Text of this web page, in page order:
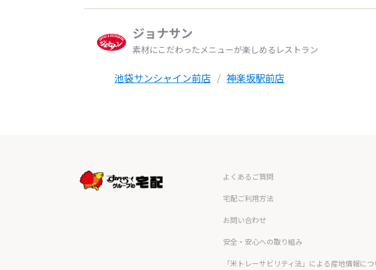
ジョナサン
素材にこだわったメニューが楽しめるレストラン
池袋サンシャイン前店 神楽坂駅前店
よくあるご質問
宅配ご利用方法
お問い合わせ
安全・安心への取り組み
「米トレーサビリティ法」による産地情報につ